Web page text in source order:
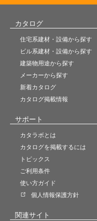
カタログ
住宅系建材・設備から探す
ビル系建材・設備から探す
建築物用途から探す
メーカーから探す
新着カタログ
カタログ掲載情報
サポート
カタラボとは
カタログを掲載するには
トピックス
ご利用条件
使い方ガイド
個人情報保護方針
関連サイト